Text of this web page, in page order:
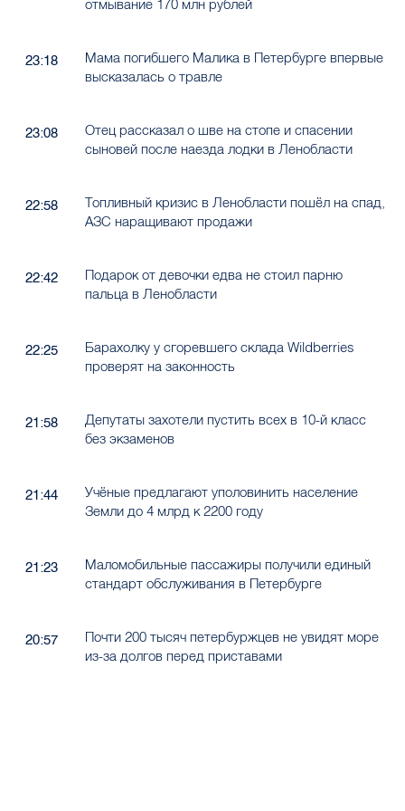
отмывание 170 млн рублей
23:18
Мама погибшего Малика в Петербурге впервые
высказалась о травле
23:08
Отец рассказал о шве на стопе и спасении
сыновей после наезда лодки в Ленобласти
22:58
Топливный кризис в Ленобласти пошёл на спад,
АЗС наращивают продажи
22:42
Подарок от девочки едва не стоил парню
пальца в Ленобласти
22:25
Барахолку у сгоревшего склада Wildberries
проверят на законность
21:58
Депутаты захотели пустить всех в 10-й класс
без экзаменов
21:44
Учёные предлагают уполовинить население
Земли до 4 млрд к 2200 году
21:23
Маломобильные пассажиры получили единый
стандарт обслуживания в Петербурге
20:57
Почти 200 тысяч петербуржцев не увидят море
из-за долгов перед приставами